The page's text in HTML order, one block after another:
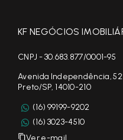
KF NEGÓCIOS
CNPJ - 30.683.877/0001-95
Avenida Independência,
Preto/SP, 14010-210
(16) 99199-9202
(16) 3023-4510
Ver e-mail